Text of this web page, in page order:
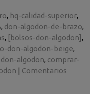
hq-calidad-superior
don-algodon-de-brazo
[bolsos-don-algodon]
don-algodon-beige
algodon comprar-
| Comentarios